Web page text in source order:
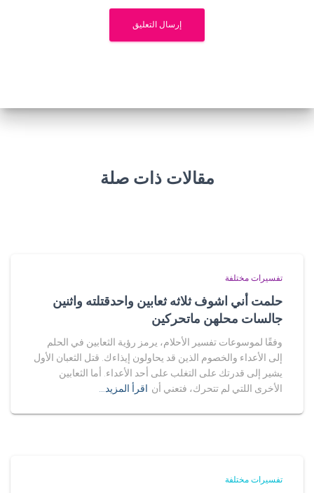
مقالات ذات صلة
تفسيرات مختلفة
حلمت أني اشوف ثلاثه ثعابين واحدقتلته واثنين
جالسات محلهن ماتحركين
وفقًا لموسوعات تفسير الأحلام، يرمز رؤية الثعابين في الحلم
إلى الأعداء والخصوم الذين قد يحاولون إيذاءك. قتل الثعبان الأول
يشير إلى قدرتك على التغلب على أحد الأعداء. أما الثعابين
الأخرى اللتي لم تتحرك، فتعني أن اقرأ المزيد…
تفسيرات مختلفة